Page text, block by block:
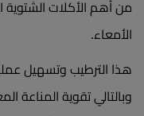
من أهم الأكلات
الأمعاء.
هذا الترطيب وتسهيل
وبالتالي تقوية المناعة